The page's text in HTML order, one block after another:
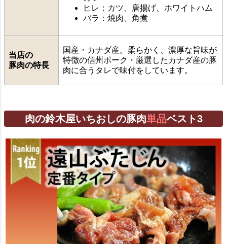
ヒレ：カツ、唐揚げ、ホワイトハム
バラ：焼肉、角煮
当店の
豚肉の特長
国産・カナダ産。柔らかく、濃厚な旨味が
特徴の信州ポーク・厳選したカナダ産の豚
肉に合うタレで味付をしています。
肉の鈴木屋いちおしの豚肉単品ベスト3